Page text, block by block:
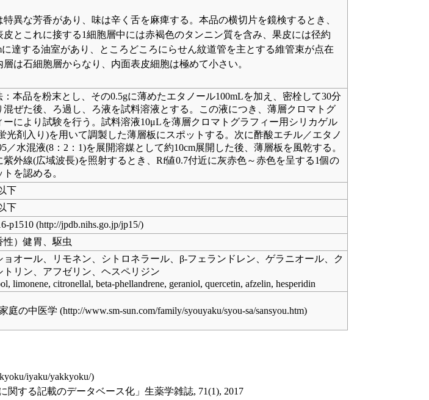
特異な芳香があり、味は辛く舌を麻痺する。本品の横切片を鏡検するとき、
皮とこれに接する1細胞層中には赤褐色のタンニン質を含み、果皮には径約
に達する油室があり、ところどころにらせん紋道管を主とする維管束が点在
層は石細胞層からなり、内面表皮細胞は極めて小さい。
：本品を粉末とし、その0.5gに薄めたエタノール100mLを加え、密栓して30分
混ぜた後、ろ過し、ろ液を試料溶液とする。この液につき、薄層クロマトグ
ーにより試験を行う。試料溶液10μLを薄層クロマトグラフィー用シリカゲル
光剤入り)を用いて調製した薄層板にスポットする。次に酢酸エチル／エタノ
／水混液(8：2：1)を展開溶媒として約10cm展開した後、薄層板を風乾する。
紫外線(広域波長)を照射するとき、Rf値0.7付近に灰赤色～赤色を呈する1個の
トを認める。
下
下
p1510
性）健胃、駆虫
ョオール、リモネン、シトロネラール、β-フェランドレン、ゲラニオール、ク
トリン、アフゼリン、ヘスペリジン
limonene, citronellal, beta-phellandrene, geraniol, quercetin, afzelin, hesperidin
庭の中医学
関する記載のデータベース化」生薬学雑誌, 71(1), 2017